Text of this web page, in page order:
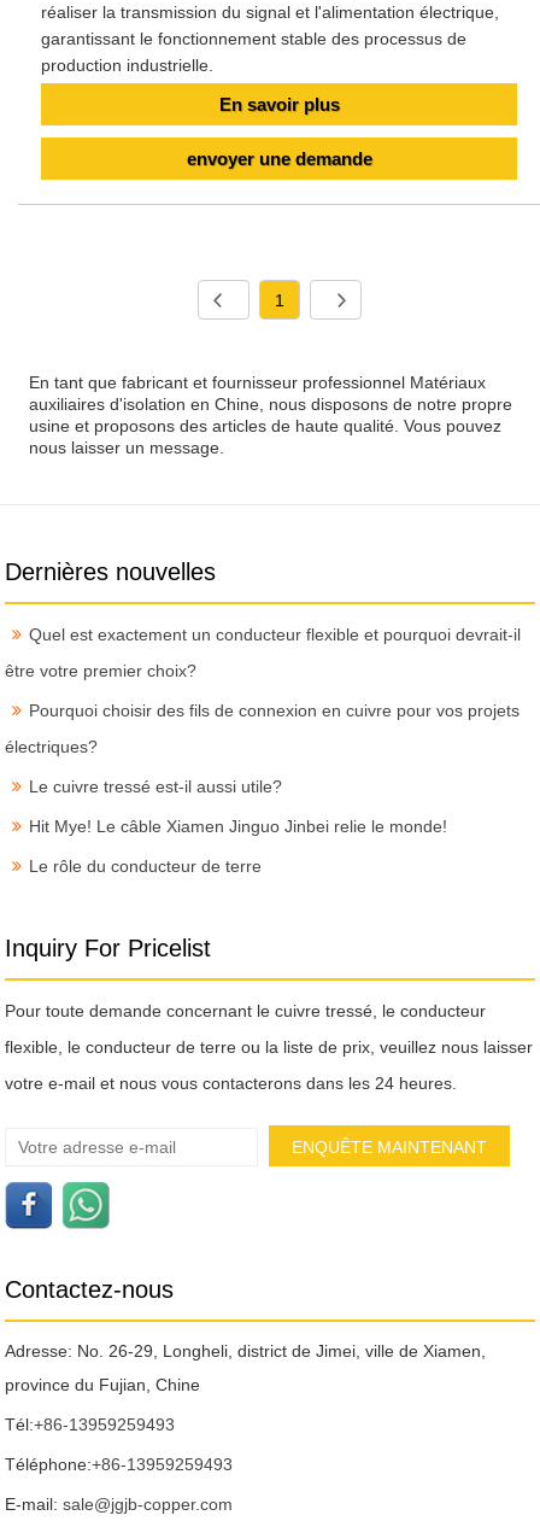
réaliser la transmission du signal et l'alimentation électrique,
garantissant le fonctionnement stable des processus de
production industrielle.
En savoir plus
envoyer une demande
1
En tant que fabricant et fournisseur professionnel Matériaux
auxiliaires d'isolation en Chine, nous disposons de notre propre
usine et proposons des articles de haute qualité. Vous pouvez
nous laisser un message.
Dernières nouvelles
Quel est exactement un conducteur flexible et pourquoi devrait-il
être votre premier choix?
Pourquoi choisir des fils de connexion en cuivre pour vos projets
électriques?
Le cuivre tressé est-il aussi utile?
Hit Mye! Le câble Xiamen Jinguo Jinbei relie le monde!
Le rôle du conducteur de terre
Inquiry For Pricelist
Pour toute demande concernant le cuivre tressé, le conducteur
flexible, le conducteur de terre ou la liste de prix, veuillez nous laisser
votre e-mail et nous vous contacterons dans les 24 heures.
Contactez-nous
Adresse: No. 26-29, Longheli, district de Jimei, ville de Xiamen,
province du Fujian, Chine
Tél:+86-13959259493
Téléphone:+86-13959259493
E-mail:sale@jgjb-copper.com